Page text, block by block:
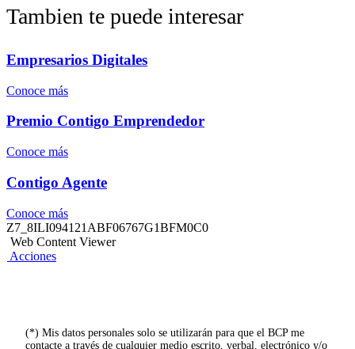
Tambien te puede interesar
Empresarios Digitales
Conoce más
Premio Contigo Emprendedor
Conoce más
Contigo Agente
Conoce más
Z7_8ILI094121ABF06767G1BFM0C0
Web Content Viewer
Acciones
(*) Mis datos personales solo se utilizarán para que el BCP me
contacte a través de cualquier medio escrito, verbal, electrónico y/o